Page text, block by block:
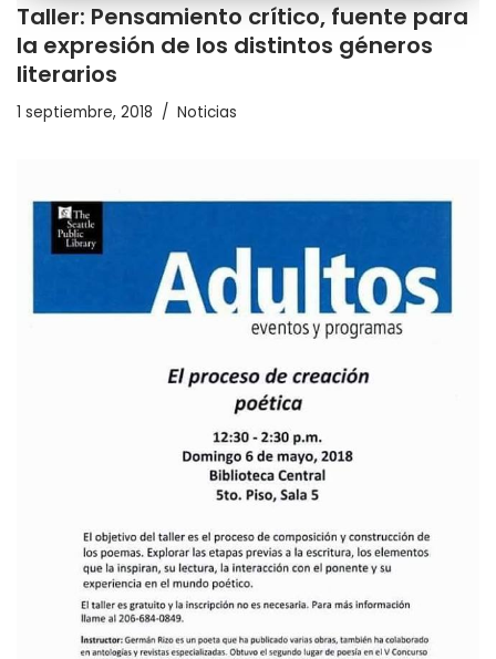
Taller: Pensamiento crítico, fuente para
la expresión de los distintos géneros
literarios
1 septiembre, 2018 Noticias